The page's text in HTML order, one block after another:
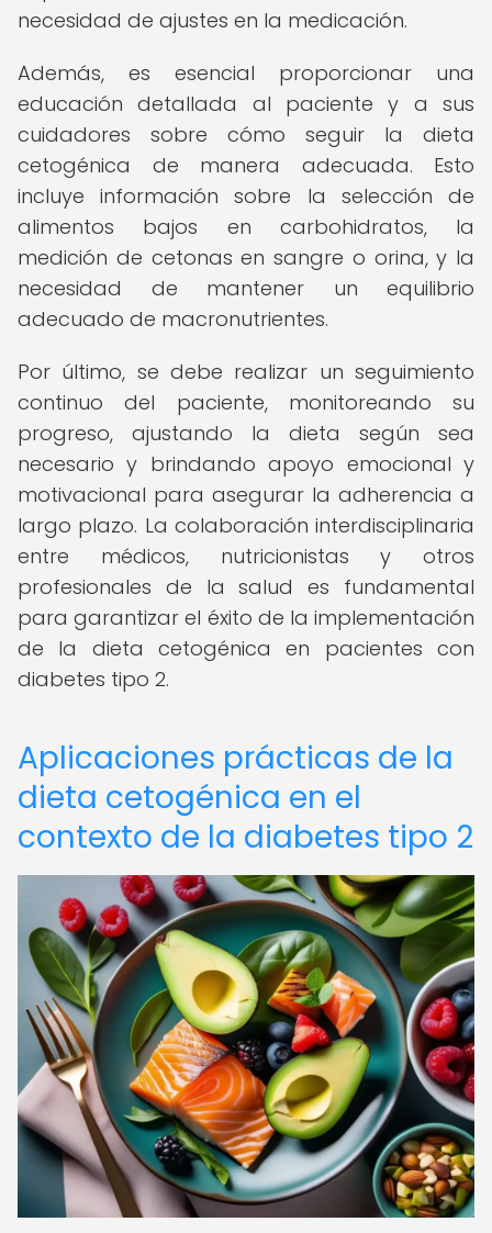
necesidad de ajustes en la medicación.
Además, es esencial proporcionar una
educación detallada al paciente y a sus
cuidadores sobre cómo seguir la dieta
cetogénica de manera adecuada. Esto
incluye información sobre la selección de
alimentos bajos en carbohidratos, la
medición de cetonas en sangre o orina, y la
necesidad de mantener un equilibrio
adecuado de macronutrientes.
Por último, se debe realizar un seguimiento
continuo del paciente, monitoreando su
progreso, ajustando la dieta según sea
necesario y brindando apoyo emocional y
motivacional para asegurar la adherencia a
largo plazo. La colaboración interdisciplinaria
entre médicos, nutricionistas y otros
profesionales de la salud es fundamental
para garantizar el éxito de la implementación
de la dieta cetogénica en pacientes con
diabetes tipo 2.
Aplicaciones prácticas de la
dieta cetogénica en el
contexto de la diabetes tipo 2